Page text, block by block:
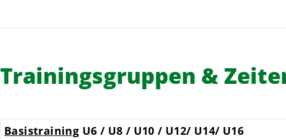
Trainingsgruppen &
Basistraining U6 / U8 / U10 / U12/ U14/ U16